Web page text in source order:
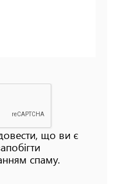
що ви є
спаму.